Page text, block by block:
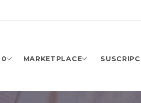
0 MARKETPLACE